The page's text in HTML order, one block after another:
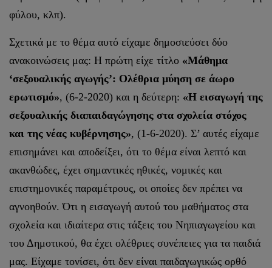
φύλου, κλπ).
Σχετικά με το θέμα αυτό είχαμε δημοσιεύσει δύο
ανακοινώσεις μας: Η πρώτη είχε τίτλο «Μάθημα
‘σεξουαλικής αγωγής’: Ολέθρια μύηση σε άωρο
ερωτισμό», (6-2-2020) και η δεύτερη: «Η εισαγωγή της
σεξουαλικής διαπαιδαγώγησης στα σχολεία στόχος
και της νέας κυβέρνησης», (1-6-2020). Σ’ αυτές είχαμε
επισημάνει και αποδείξει, ότι το θέμα είναι λεπτό και
ακανθώδες, έχει σημαντικές ηθικές, νομικές και
επιστημονικές παραμέτρους, οι οποίες δεν πρέπει να
αγνοηθούν. Ότι η εισαγωγή αυτού του μαθήματος στα
σχολεία και ιδιαίτερα στις τάξεις του Νηπιαγωγείου και
του Δημοτικού, θα έχει ολέθριες συνέπειες για τα παιδιά
μας. Είχαμε τονίσει, ότι δεν είναι παιδαγωγικώς ορθό